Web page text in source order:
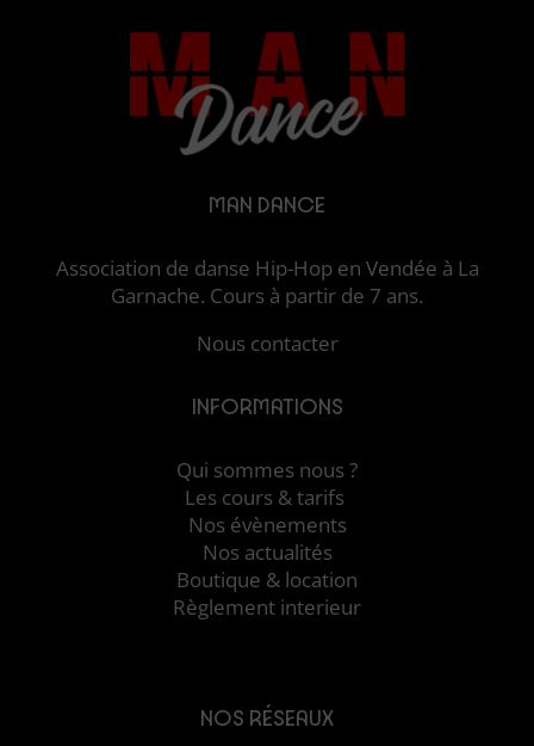
MAN DANCE
Association de danse Hip-Hop en Vendée à La
Garnache. Cours à partir de 7 ans.
Nous contacter
INFORMATIONS
Qui sommes nous ?
Les cours & tarifs
Nos évènements
Nos actualités
Boutique & location
Règlement interieur
NOS RÉSEAUX